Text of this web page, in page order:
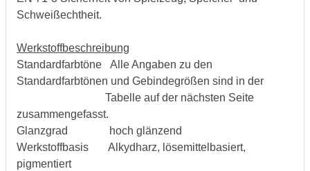
Schweißechtheit.
Werkstoffbeschreibung
Standardfarbtöne Alle Angaben zu den
Standardfarbtönen und Gebindegrößen sind in der
Tabelle auf der nächsten Seite
zusammengefasst.
Glanzgrad hoch glänzend
Werkstoffbasis Alkydharz, lösemittelbasiert,
pigmentiert